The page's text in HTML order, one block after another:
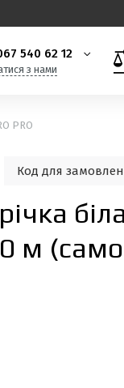
540 62 12
з нами
PRO
Код для
м